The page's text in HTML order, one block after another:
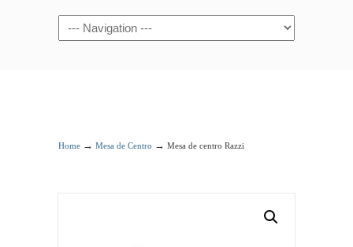
Home → Mesa de Centro → Mesa de centro Razzi